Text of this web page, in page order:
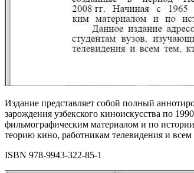
Издание представляет собой полный
зарождения узбекского киноискусства по
фильмографическим материалом и по
теорию кино, работникам телевидения и всем
ISBN 978-9943-322-85-1